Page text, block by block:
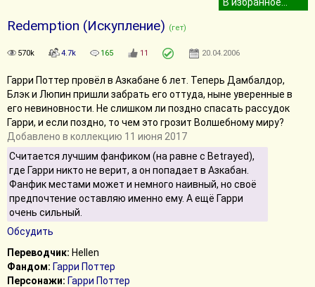
Redemption (Искупление) (гет)
570k 4.7k 165 11 20.04.2006
Гарри Поттер провёл в Азкабане 6 лет. Теперь Дамбалдор,
Блэк и Люпин пришли забрать его оттуда, ныне уверенные в
его невиновности. Не слишком ли поздно спасать рассудок
Гарри, и если поздно, то чем это грозит Волшебному миру?
Добавлено в коллекцию 11 июня 2017
Считается лучшим фанфиком (на равне с Betrayed),
где Гарри никто не верит, а он попадает в Азкабан.
Фанфик местами может и немного наивный, но своё
предпочтение оставляю именно ему. А ещё Гарри
очень сильный.
Обсудить
Переводчик: Hellen
Фандом: Гарри Поттер
Персонажи: Гарри Поттер